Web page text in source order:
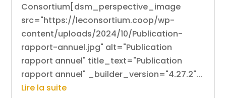
Consortium[dsm_perspective_image
src="https://leconsortium.coop/wp-
content/uploads/2024/10/Publication-
rapport-annuel.jpg" alt="Publication
rapport annuel" title_text="Publication
rapport annuel" _builder_version="4.27.2"...
Lire la suite